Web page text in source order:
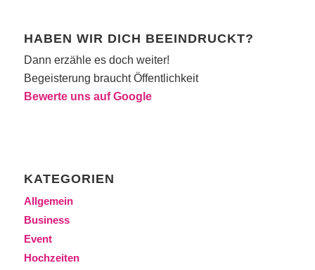
HABEN WIR DICH BEEINDRUCKT?
Dann erzähle es doch weiter!
Begeisterung braucht Öffentlichkeit
Bewerte uns auf Google
KATEGORIEN
Allgemein
Business
Event
Hochzeiten